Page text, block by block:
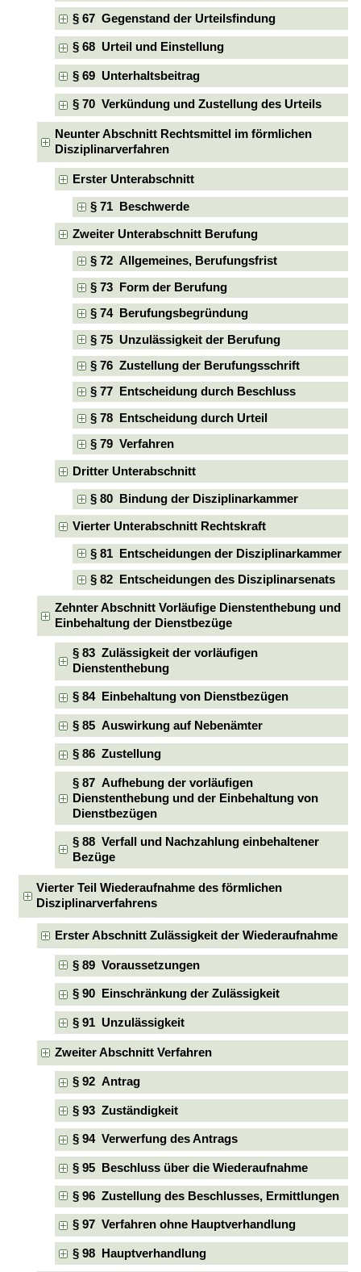
§ 67 Gegenstand der Urteilsfindung
§ 68 Urteil und Einstellung
§ 69 Unterhaltsbeitrag
§ 70 Verkündung und Zustellung des Urteils
Neunter Abschnitt Rechtsmittel im förmlichen
Disziplinarverfahren
Erster Unterabschnitt
§ 71 Beschwerde
Zweiter Unterabschnitt Berufung
§ 72 Allgemeines, Berufungsfrist
§ 73 Form der Berufung
§ 74 Berufungsbegründung
§ 75 Unzulässigkeit der Berufung
§ 76 Zustellung der Berufungsschrift
§ 77 Entscheidung durch Beschluss
§ 78 Entscheidung durch Urteil
§ 79 Verfahren
Dritter Unterabschnitt
§ 80 Bindung der Disziplinarkammer
Vierter Unterabschnitt Rechtskraft
§ 81 Entscheidungen der Disziplinarkammer
§ 82 Entscheidungen des Disziplinarsenats
Zehnter Abschnitt Vorläufige Dienstenthebung und
Einbehaltung der Dienstbezüge
§ 83 Zulässigkeit der vorläufigen
Dienstenthebung
§ 84 Einbehaltung von Dienstbezügen
§ 85 Auswirkung auf Nebenämter
§ 86 Zustellung
§ 87 Aufhebung der vorläufigen
Dienstenthebung und der Einbehaltung von
Dienstbezügen
§ 88 Verfall und Nachzahlung einbehaltener
Bezüge
Vierter Teil Wiederaufnahme des förmlichen
Disziplinarverfahrens
Erster Abschnitt Zulässigkeit der Wiederaufnahme
§ 89 Voraussetzungen
§ 90 Einschränkung der Zulässigkeit
§ 91 Unzulässigkeit
Zweiter Abschnitt Verfahren
§ 92 Antrag
§ 93 Zuständigkeit
§ 94 Verwerfung des Antrags
§ 95 Beschluss über die Wiederaufnahme
§ 96 Zustellung des Beschlusses, Ermittlungen
§ 97 Verfahren ohne Hauptverhandlung
§ 98 Hauptverhandlung